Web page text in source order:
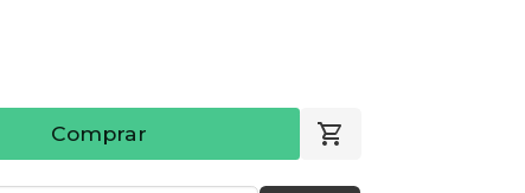
Comprar